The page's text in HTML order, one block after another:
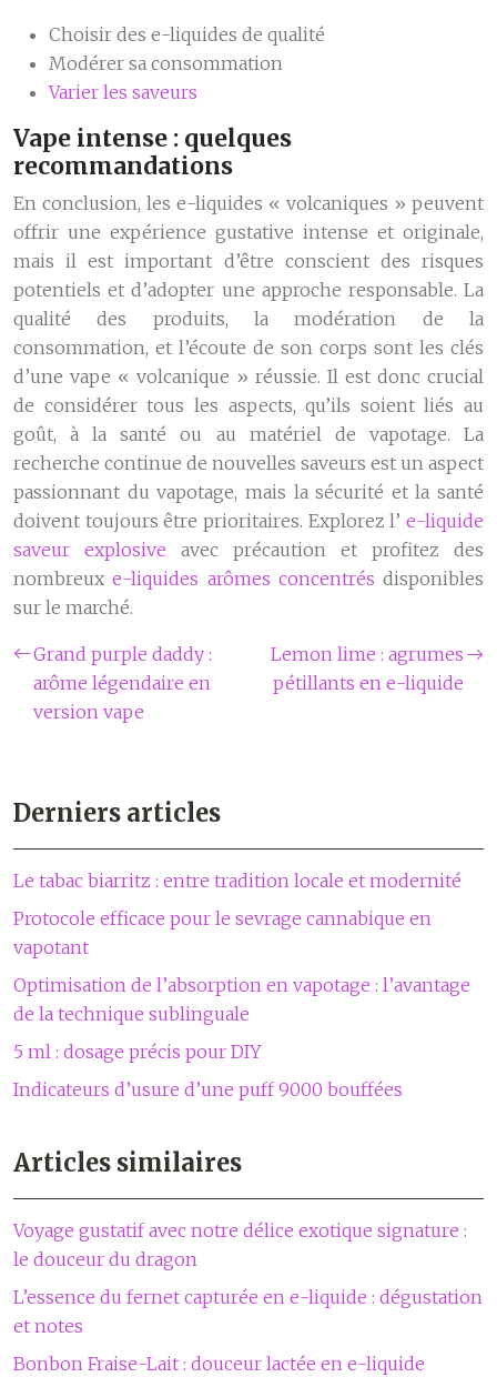
Choisir des e-liquides de qualité
Modérer sa consommation
Varier les saveurs
Vape intense : quelques
recommandations
En conclusion, les e-liquides « volcaniques » peuvent
offrir une expérience gustative intense et originale,
mais il est important d’être conscient des risques
potentiels et d’adopter une approche responsable. La
qualité des produits, la modération de la
consommation, et l’écoute de son corps sont les clés
d’une vape « volcanique » réussie. Il est donc crucial
de considérer tous les aspects, qu’ils soient liés au
goût, à la santé ou au matériel de vapotage. La
recherche continue de nouvelles saveurs est un aspect
passionnant du vapotage, mais la sécurité et la santé
doivent toujours être prioritaires. Explorez l’ e-liquide
saveur explosive avec précaution et profitez des
nombreuxe-liquides arômes concentrés disponibles
sur le marché.
Grand purple daddy :
arôme légendaire en
version vape
Lemon lime : agrumes
pétillants en e-liquide
Derniers articles
Le tabac biarritz : entre tradition locale et modernité
Protocole efficace pour le sevrage cannabique en
vapotant
Optimisation de l’absorption en vapotage : l’avantage
de la technique sublinguale
5 ml : dosage précis pour DIY
Indicateurs d’usure d’une puff 9000 bouffées
Articles similaires
Voyage gustatif avec notre délice exotique signature :
le douceur du dragon
L’essence du fernet capturée en e-liquide : dégustation
et notes
Bonbon Fraise-Lait : douceur lactée en e-liquide